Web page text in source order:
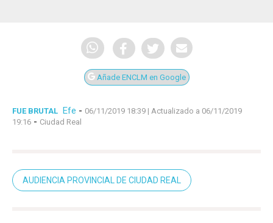
Añade ENCLM en Google
FUE BRUTAL Efe - 06/11/2019 18:39 | Actualizado a 06/11/2019
19:16 - Ciudad Real
AUDIENCIA PROVINCIAL DE CIUDAD REAL